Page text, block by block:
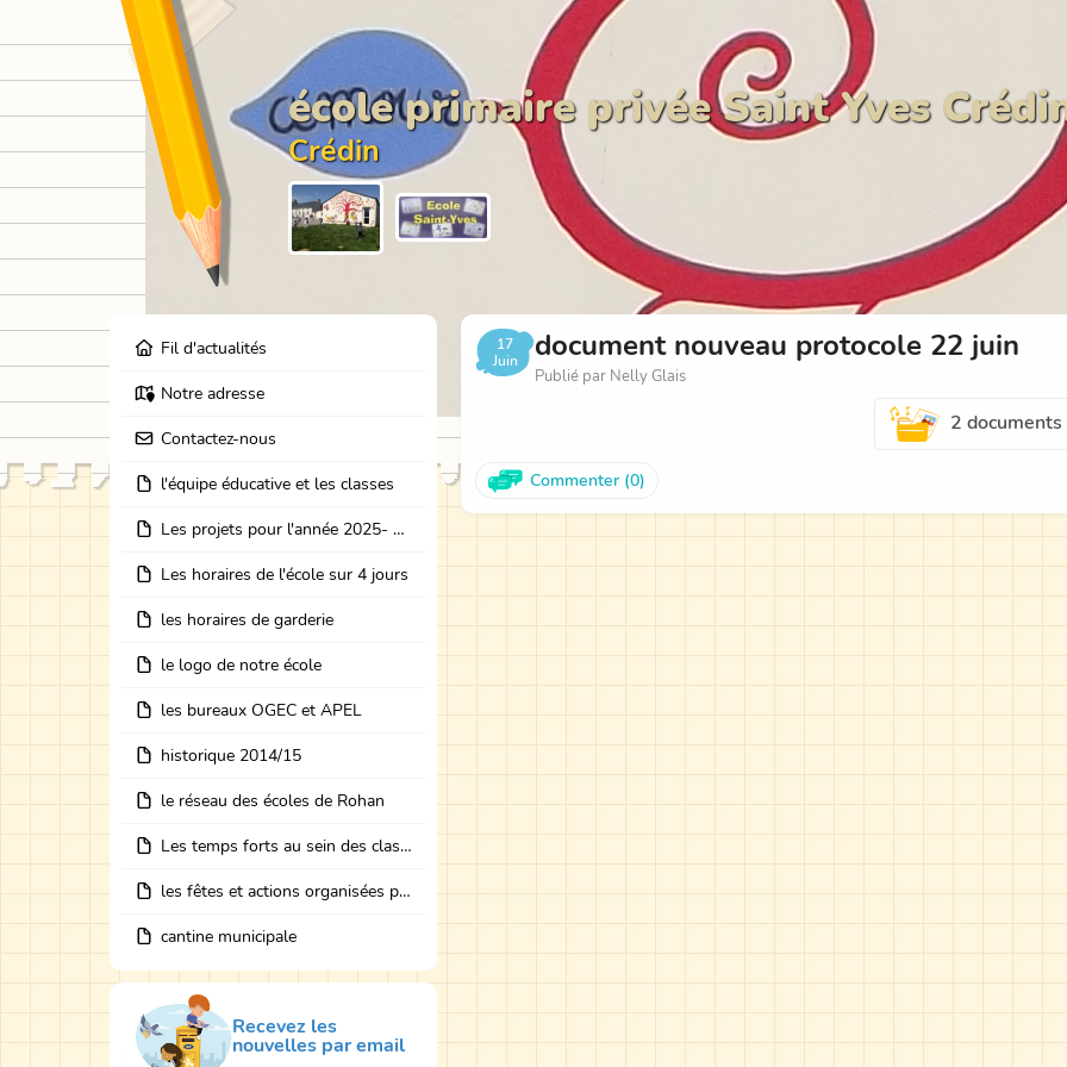
école primaire privée Saint Yves
Crédin
Fil d'actualités
Notre adresse
Contactez-nous
l'équipe éducative et les classes
Les projets pour l'année 2025- 2026: école dehors, journées partage des classes, et coopération avec les résidents de l'EHPAD
Les horaires de l'école sur 4 jours
les horaires de garderie
le logo de notre école
les bureaux OGEC et APEL
historique 2014/15
le réseau des écoles de Rohan
Les temps forts au sein des classes avec des intervenants
les fêtes et actions organisées par les bureaux
cantine municipale
Recevez les
nouvelles par email
17
Juin
document nouveau protocole 22 juin
Publié par Nelly Glais
2 documents
Commenter (0)